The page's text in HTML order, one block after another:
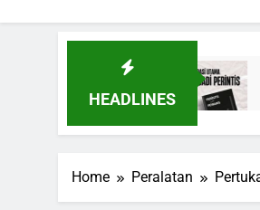
HEADLINES
10
9 Months
Home Peralatan